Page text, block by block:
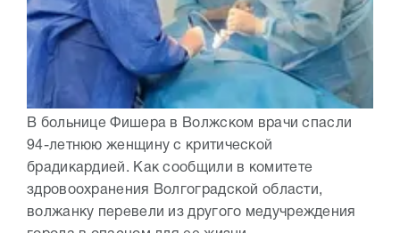
В больнице Фишера в Волжском врачи спасли
94-летнюю женщину с критической
брадикардией. Как сообщили в комитете
здровоохранения Волгоградской области,
волжанку перевели из другого медучреждения